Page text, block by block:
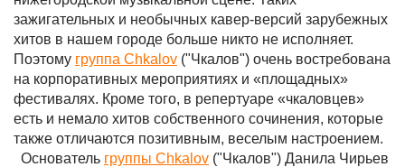
зажигательных и необычных кавер-версий зарубежных
хитов в нашем городе больше никто не исполняет.
Поэтому группа Chkalov ("Чкалов") очень востребована
на корпоративных мероприятиях и «площадных»
фестивалях. Кроме того, в репертуаре «чкаловцев»
есть и немало хитов собственного сочинения, которые
также отличаются позитивным, веселым настроением.
Основатель группы Chkalov ("Чкалов") Данила Чирьев